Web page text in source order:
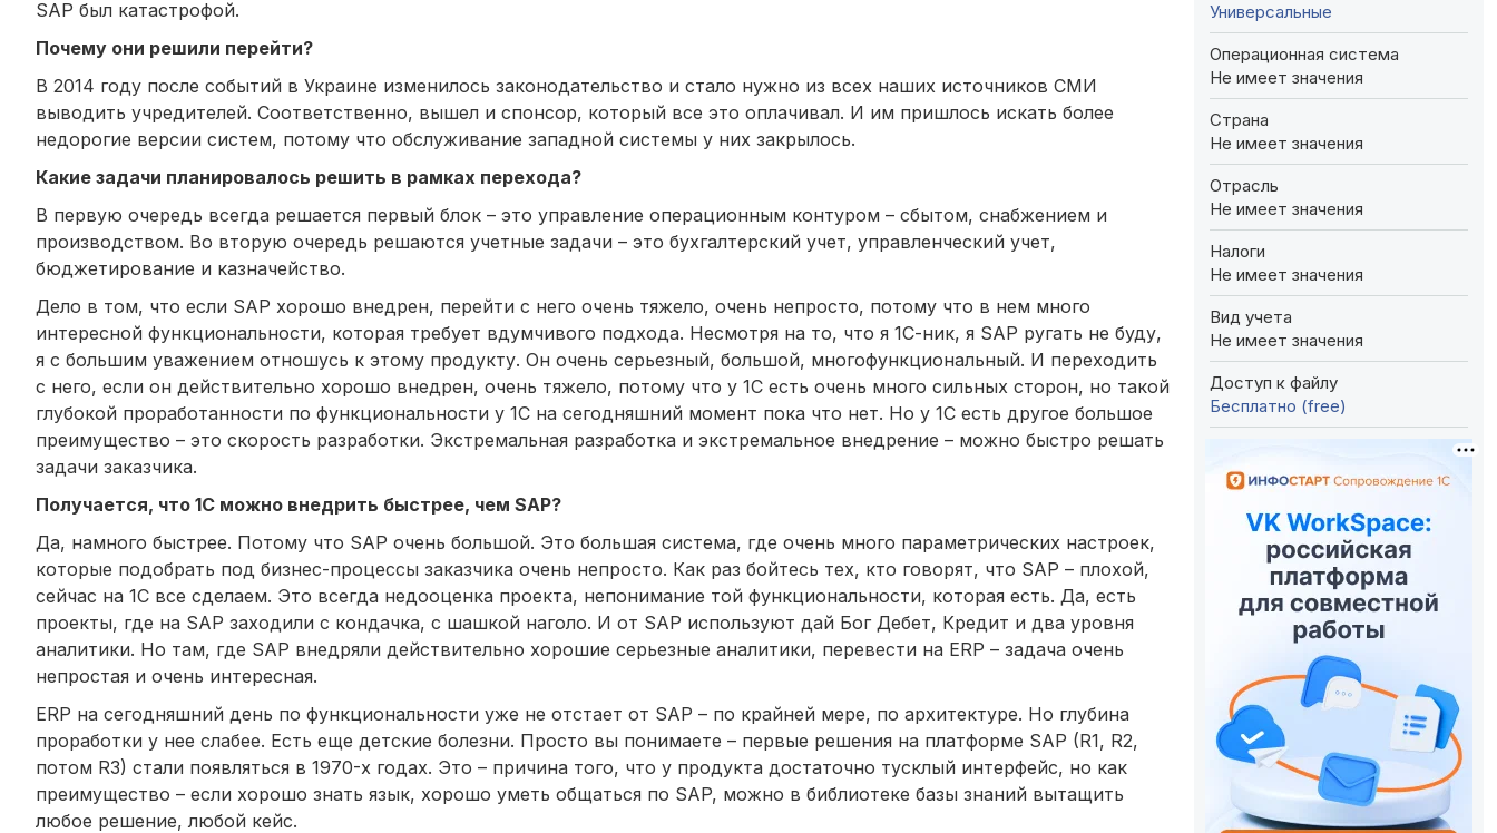
SAP был катастрофой.
Почему они решили перейти?
В 2014 году после событий в Украине изменилось законодательство и стало нужно из всех наших источников СМИ
выводить учредителей. Соответственно, вышел и спонсор, который все это оплачивал. И им пришлось искать более
недорогие версии систем, потому что обслуживание западной системы у них закрылось.
Какие задачи планировалось решить в рамках перехода?
В первую очередь всегда решается первый блок – это управление операционным контуром – сбытом, снабжением и
производством. Во вторую очередь решаются учетные задачи – это бухгалтерский учет, управленческий учет,
бюджетирование и казначейство.
Дело в том, что если SAP хорошо внедрен, перейти с него очень тяжело, очень непросто, потому что в нем много
интересной функциональности, которая требует вдумчивого подхода. Несмотря на то, что я 1С-ник, я SAP ругать не буду,
я с большим уважением отношусь к этому продукту. Он очень серьезный, большой, многофункциональный. И переходить
с него, если он действительно хорошо внедрен, очень тяжело, потому что у 1С есть очень много сильных сторон, но такой
глубокой проработанности по функциональности у 1С на сегодняшний момент пока что нет. Но у 1С есть другое большое
преимущество – это скорость разработки. Экстремальная разработка и экстремальное внедрение – можно быстро решать
задачи заказчика.
Получается, что 1С можно внедрить быстрее, чем SAP?
Да, намного быстрее. Потому что SAP очень большой. Это большая система, где очень много параметрических настроек,
которые подобрать под бизнес-процессы заказчика очень непросто. Как раз бойтесь тех, кто говорят, что SAP – плохой,
сейчас на 1С все сделаем. Это всегда недооценка проекта, непонимание той функциональности, которая есть. Да, есть
проекты, где на SAP заходили с кондачка, с шашкой наголо. И от SAP используют дай Бог Дебет, Кредит и два уровня
аналитики. Но там, где SAP внедряли действительно хорошие серьезные аналитики, перевести на ERP – задача очень
непростая и очень интересная.
ERP на сегодняшний день по функциональности уже не отстает от SAP – по крайней мере, по архитектуре. Но глубина
проработки у нее слабее. Есть еще детские болезни. Просто вы понимаете – первые решения на платформе SAP (R1, R2,
потом R3) стали появляться в 1970-х годах. Это – причина того, что у продукта достаточно тусклый интерфейс, но как
преимущество – если хорошо знать язык, хорошо уметь общаться по SAP, можно в библиотеке базы знаний вытащить
любое решение, любой кейс.
Универсальные
Операционная система
Не имеет значения
Страна
Не имеет значения
Отрасль
Не имеет значения
Налоги
Не имеет значения
Вид учета
Не имеет значения
Доступ к файлу
Бесплатно (free)